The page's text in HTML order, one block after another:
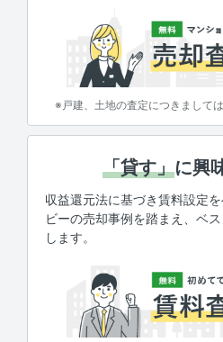
※戸建、土地の査定につきまして
「貸す」に興
収益還元法に基づき賃料設定
ビーの売却事例を踏まえ、ベ
します。